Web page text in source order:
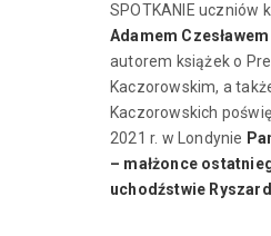
SPOTKANIE uczniów
Adamem
autorem książek o
Kaczorowskim, a
Kaczorowskich
2021 r. w Londynie
– małżonce
uchodźstwie